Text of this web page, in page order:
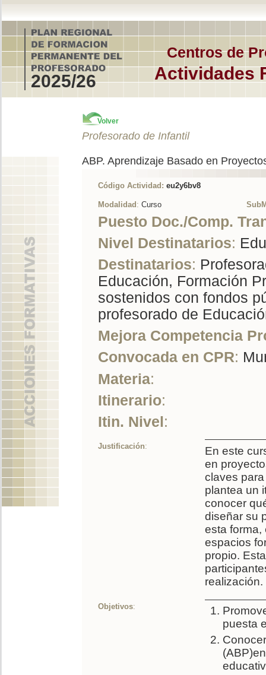
Centros de
Actividades
2025/26
Volver
Profesorado de Infantil
ABP. Aprendizaje Basado en
Código Actividad: eu2y6bv8
Modalidad : Curso
Puesto Doc./Comp.
Nivel Destinatarios:
Destinatarios:
Educación, Formación
sostenidos con fondos
profesorado de
Mejora Competencia
Convocada en CPR:
Materia:
Itinerario:
Itin. Nivel :
Justificación:
En este
en
claves
plantea un
conocer
diseñar su
esta forma,
espacios
propio.
realización.
Objetivos:
puesta